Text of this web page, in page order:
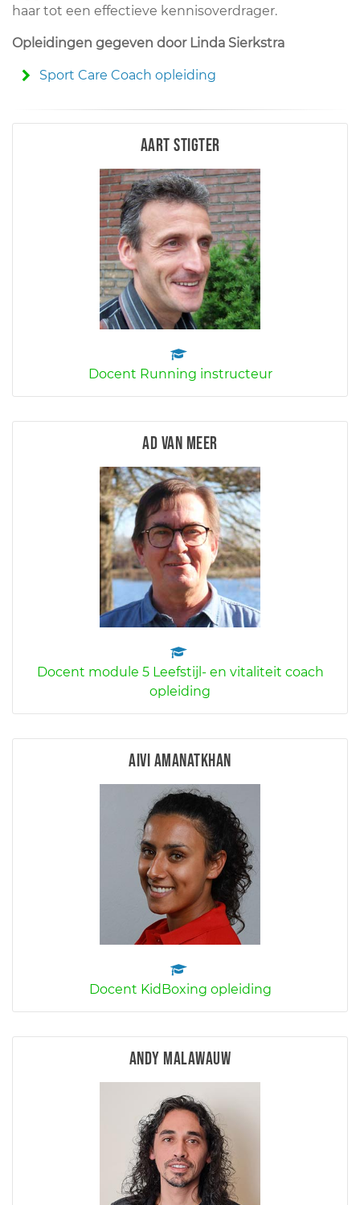
haar tot een effectieve kennisoverdrager.
Opleidingen gegeven door Linda Sierkstra
Sport Care Coach opleiding
Aart Stigter
Docent Running instructeur
Ad van Meer
Docent module 5 Leefstijl- en vitaliteit coach
opleiding
Aivi Amanatkhan
Docent KidBoxing opleiding
Andy Malawauw